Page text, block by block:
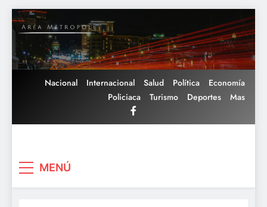
Saltar
al
contenido
Nacional Internacional Salud Política
Economía
Policiaca
Turismo Deportes Mas
MENÚ